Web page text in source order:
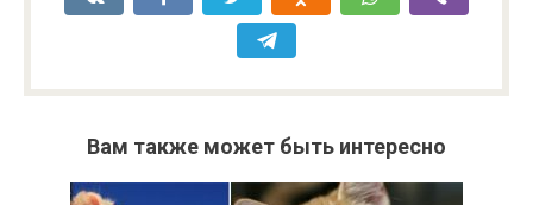
Вам также может быть интересно